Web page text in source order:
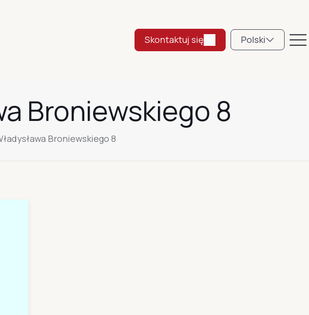
Skontaktuj się Polski
Broniewskiego 8
Broniewskiego 8